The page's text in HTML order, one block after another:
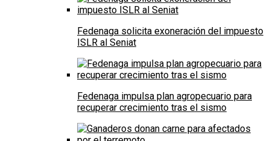
Fedenaga solicita exoneración del impuesto
ISLR al Seniat
Fedenaga impulsa plan agropecuario para
recuperar crecimiento tras el sismo